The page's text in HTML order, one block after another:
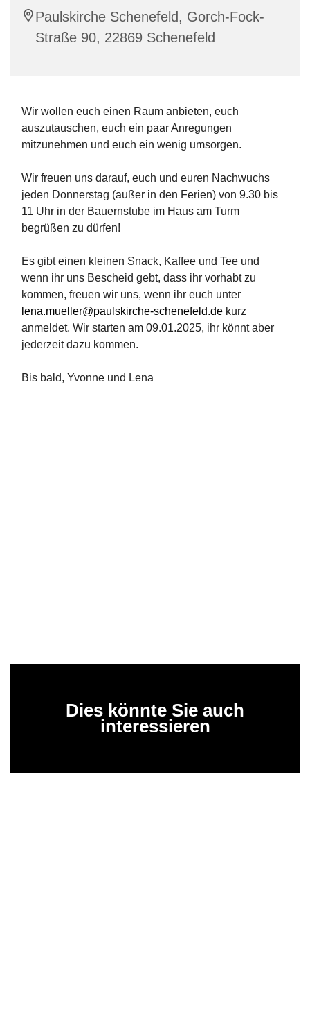
Paulskirche Schenefeld, Gorch-Fock-
Straße 90, 22869 Schenefeld
Wir wollen euch einen Raum anbieten, euch
auszutauschen, euch ein paar Anregungen
mitzunehmen und euch ein wenig umsorgen.
Wir freuen uns darauf, euch und euren Nachwuchs
jeden Donnerstag (außer in den Ferien) von 9.30 bis
11 Uhr in der Bauernstube im Haus am Turm
begrüßen zu dürfen!
Es gibt einen kleinen Snack, Kaffee und Tee und
wenn ihr uns Bescheid gebt, dass ihr vorhabt zu
kommen, freuen wir uns, wenn ihr euch unter
lena.mueller@paulskirche-schenefeld.de kurz
anmeldet. Wir starten am 09.01.2025, ihr könnt aber
jederzeit dazu kommen.
Bis bald, Yvonne und Lena
Dies könnte Sie auch
interessieren